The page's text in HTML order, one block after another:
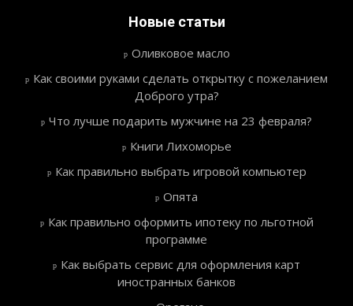
Новые статьи
Оливковое масло
Как своими руками сделать открытку с пожеланием
Доброго утра?
Что лучше подарить мужчине на 23 февраля?
Книги Лихоморье
Как правильно выбрать игровой компьютер
Опята
Как правильно оформить ипотеку по льготной
программе
Как выбрать сервис для оформления карт
иностранных банков